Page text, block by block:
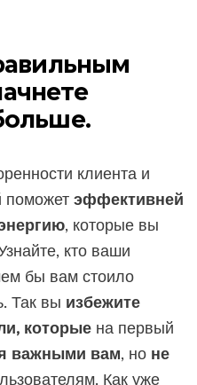
клиента и
поможет эффективней
, которые вы
кто ваши
бы вам стоило
Так вы избежите
которые на первый
важными вам, но не
Как уже